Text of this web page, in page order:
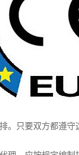
只要双方都遵守